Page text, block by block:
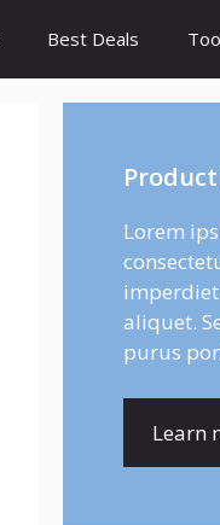
Best Deals
Lorem
aliquet.
purus
Learn